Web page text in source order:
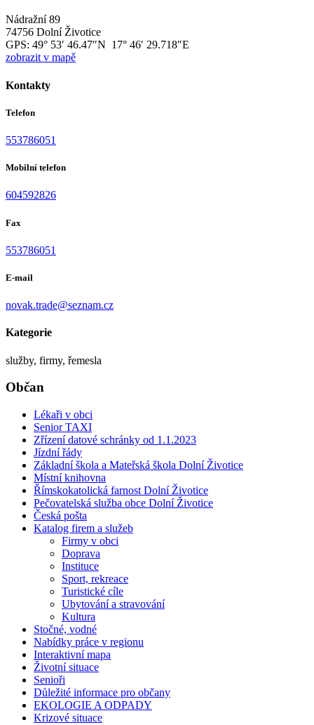
Nádražní 89
74756 Dolní Životice
GPS: 49° 53′ 46.47″N 17° 46′ 29.718″E
zobrazit v mapě
Kontakty
Telefon
553786051
Mobilní telefon
604592826
Fax
553786051
E-mail
novak.trade@seznam.cz
Kategorie
služby, firmy, řemesla
Občan
Lékaři v obci
Senior TAXI
Zřízení datové schránky od 1.1.2023
Jízdní řády
Základní škola a Mateřská škola Dolní Životice
Místní knihovna
Římskokatolická farnost Dolní Životice
Pečovatelská služba obce Dolní Životice
Česká pošta
Katalog firem a služeb
Firmy v obci
Doprava
Instituce
Sport, rekreace
Turistické cíle
Ubytování a stravování
Kultura
Stočné, vodné
Nabídky práce v regionu
Interaktivní mapa
Životní situace
Senioři
Důležité informace pro občany
EKOLOGIE A ODPADY
Krizové situace